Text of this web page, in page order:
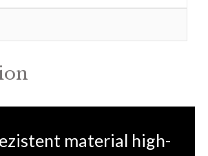
material high-